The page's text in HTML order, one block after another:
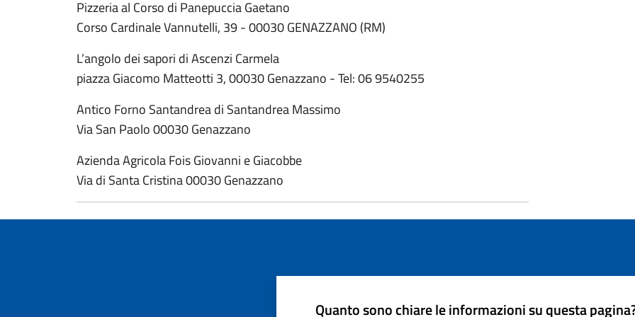
Pizzeria al Corso di Panepuccia Gaetano
Corso Cardinale Vannutelli, 39 - 00030 GENAZZANO (RM)
L’angolo dei sapori di Ascenzi Carmela
piazza Giacomo Matteotti 3, 00030 Genazzano - Tel: 06 9540255
Antico Forno Santandrea di Santandrea Massimo
Via San Paolo 00030 Genazzano
Azienda Agricola Fois Giovanni e Giacobbe
Via di Santa Cristina 00030 Genazzano
Quanto sono chiare le informazioni su questa